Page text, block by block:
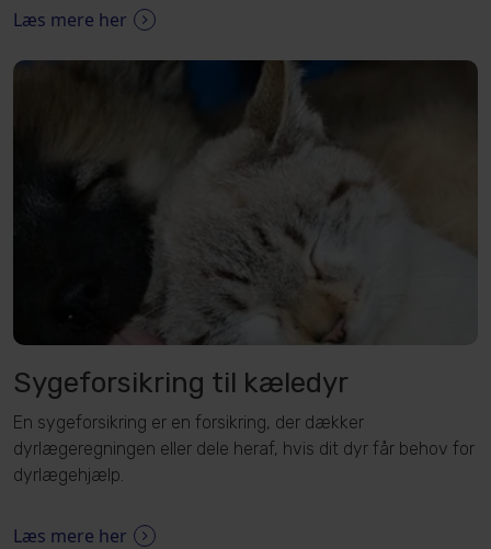
Læs mere her
Sygeforsikring til kæledyr
En sygeforsikring er en forsikring, der dækker
dyrlægeregningen eller dele heraf, hvis dit dyr får behov for
dyrlægehjælp.
Læs mere her